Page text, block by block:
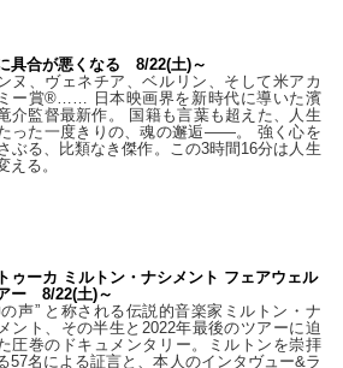
具合が悪くなる 8/22(土)～
ヌ、ヴェネチア、ベルリン、そして米アカ
ー賞®…… 日本映画界を新時代に導いた濱
介監督最新作。 国籍も言葉も超えた、人生
った一度きりの、魂の邂逅――。 強く心を
ぶる、比類なき傑作。この3時間16分は人生
える。
ゥーカ ミルトン・ナシメント フェアウェル
ー 8/22(土)～
の声” と称される伝説的音楽家ミルトン・ナ
ント、その半生と2022年最後のツアーに迫
圧巻のドキュメンタリー。ミルトンを崇拝
57名による証言と、本人のインタヴュー&ラ